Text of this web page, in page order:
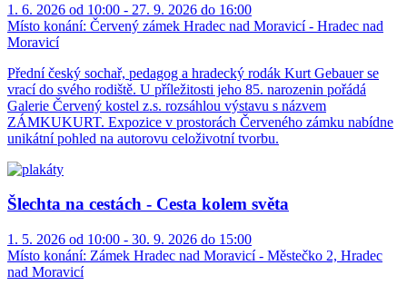
1. 6. 2026 od 10:00 - 27. 9. 2026 do 16:00
Místo konání: Červený zámek Hradec nad Moravicí - Hradec nad
Moravicí
Přední český sochař, pedagog a hradecký rodák Kurt Gebauer se
vrací do svého rodiště. U příležitosti jeho 85. narozenin pořádá
Galerie Červený kostel z.s. rozsáhlou výstavu s názvem
ZÁMKUKURT. Expozice v prostorách Červeného zámku nabídne
unikátní pohled na autorovu celoživotní tvorbu.
Šlechta na cestách - Cesta kolem světa
1. 5. 2026 od 10:00 - 30. 9. 2026 do 15:00
Místo konání: Zámek Hradec nad Moravicí - Městečko 2, Hradec
nad Moravicí